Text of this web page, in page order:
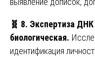
🧬 8. Экспертиза ДНК
биологическая.
идентификация